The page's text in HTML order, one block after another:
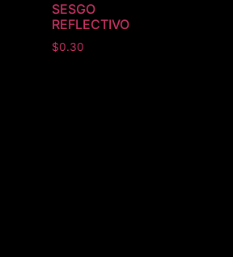
SESGO
REFLECTIVO
$0.30